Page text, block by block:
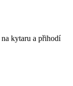
kytaru a přihodí